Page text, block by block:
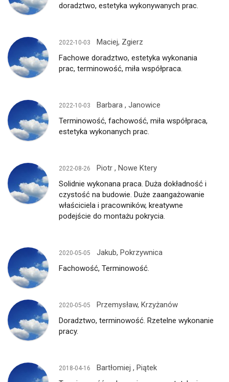
doradztwo, estetyka wykonywanych prac.
2022-10-03
Maciej, Zgierz
Fachowe doradztwo, estetyka wykonania
prac, terminowość, miła współpraca.
2022-10-03
Barbara , Janowice
Terminowość, fachowość, miła współpraca,
estetyka wykonanych prac.
2022-08-26
Piotr , Nowe Ktery
Solidnie wykonana praca. Duża dokładność i
czystość na budowie. Duże zaangażowanie
właściciela i pracowników, kreatywne
podejście do montażu pokrycia.
2020-05-05
Jakub, Pokrzywnica
Fachowość, Terminowość.
2020-05-05
Przemysław, Krzyżanów
Doradztwo, terminowość. Rzetelne wykonanie
pracy.
2018-04-16
Bartłomiej , Piątek